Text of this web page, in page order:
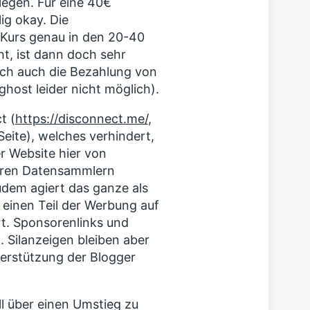
okay. Die
genau in den 20-40
ist dann doch sehr
auch die Bezahlung von
leider nicht möglich).
(https://disconnect.me/,
welches verhindert,
Website hier von
Datensammlern
agiert das ganze als
Teil der Werbung auf
Sponsorenlinks und
Silanzeigen bleiben aber
der Blogger
über einen Umstieg zu